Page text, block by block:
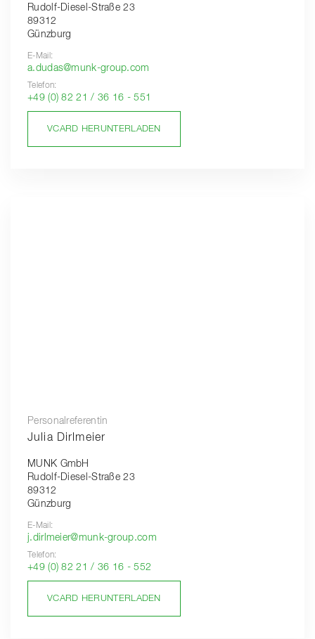
Rudolf-Diesel-Straße 23
89312
Günzburg
E-Mail:
a.dudas@munk-group.com
Telefon:
+49 (0) 82 21 / 36 16 - 551
VCARD HERUNTERLADEN
Personalreferentin
Julia Dirlmeier
MUNK GmbH
Rudolf-Diesel-Straße 23
89312
Günzburg
E-Mail:
j.dirlmeier@munk-group.com
Telefon:
+49 (0) 82 21 / 36 16 - 552
VCARD HERUNTERLADEN